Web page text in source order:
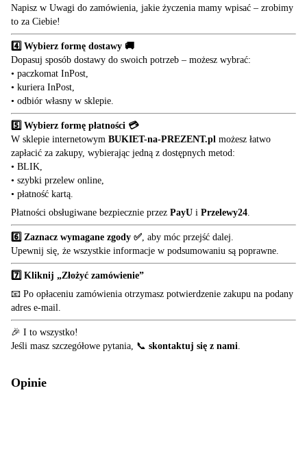
Napisz w Uwagi do zamówienia, jakie życzenia mamy wpisać – zrobimy
to za Ciebie!
4️⃣ Wybierz formę dostawy 🚚
Dopasuj sposób dostawy do swoich potrzeb – możesz wybrać:
• paczkomat InPost,
• kuriera InPost,
• odbiór własny w sklepie.
5️⃣ Wybierz formę płatności 💳
W sklepie internetowym BUKIET-na-PREZENT.pl możesz łatwo
zapłacić za zakupy, wybierając jedną z dostępnych metod:
• BLIK,
• szybki przelew online,
• płatność kartą.
Płatności obsługiwane bezpiecznie przez PayU i Przelewy24
6️⃣ Zaznacz wymagane zgody ✅ , aby móc przejść dalej.
Upewnij się, że wszystkie informacje w podsumowaniu są poprawne.
7️⃣ Kliknij „Złożyć zamówienie”
📧 Po opłaceniu zamówienia otrzymasz potwierdzenie zakupu na podany
adres e-mail.
🎉 I to wszystko!
Jeśli masz szczegółowe pytania, 📞 skontaktuj się z nami
Opinie